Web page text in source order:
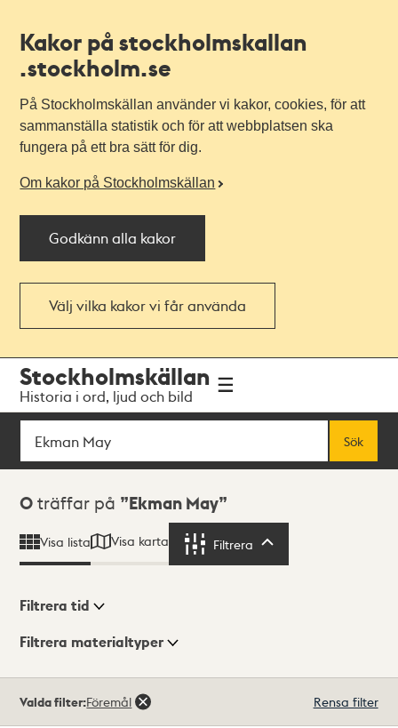
Kakor på stockholmskallan
.stockholm.se
På Stockholmskällan använder vi kakor, cookies, för att
sammanställa statistik och för att webbplatsen ska
fungera på ett bra sätt för dig.
Om kakor på Stockholmskällan
Godkänn alla kakor
Välj vilka kakor vi får använda
navigationen
huvudinnehållet
Stockholmskällan
Historia i ord, ljud och bild
Sök
Sök
Sökresultat
0 träffar på Ekman May
Visa lista Visa karta Filtrera
Visningsläge
Filtrera tid
Filtrera materialtyper
träffar
Valda filter:Föremål Rensa filter